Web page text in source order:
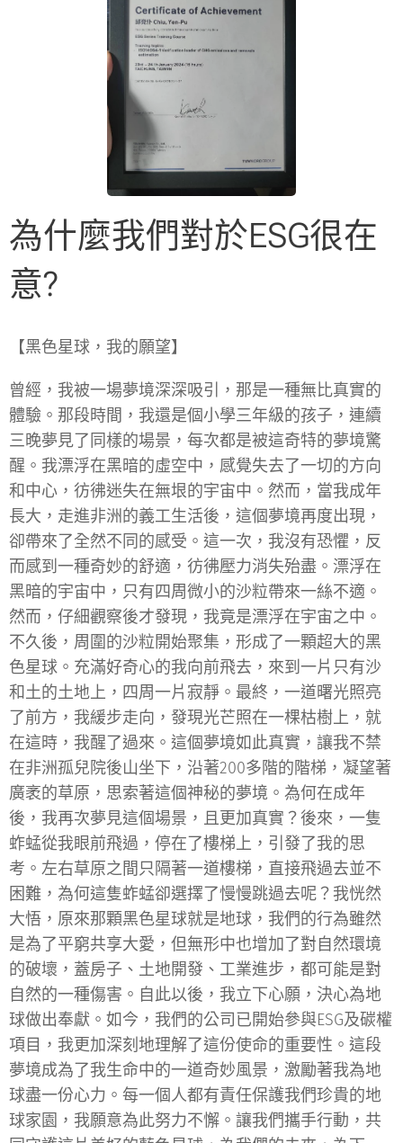
為什麼我們對於ESG很在
意?
【黑色星球，我的願望】
曾經，我被一場夢境深深吸引，那是一種無比真實的
體驗。那段時間，我還是個小學三年級的孩子，連續
三晚夢見了同樣的場景，每次都是被這奇特的夢境驚
醒。我漂浮在黑暗的虛空中，感覺失去了一切的方向
和中心，彷彿迷失在無垠的宇宙中。然而，當我成年
長大，走進非洲的義工生活後，這個夢境再度出現，
卻帶來了全然不同的感受。這一次，我沒有恐懼，反
而感到一種奇妙的舒適，彷彿壓力消失殆盡。漂浮在
黑暗的宇宙中，只有四周微小的沙粒帶來一絲不適。
然而，仔細觀察後才發現，我竟是漂浮在宇宙之中。
不久後，周圍的沙粒開始聚集，形成了一顆超大的黑
色星球。充滿好奇心的我向前飛去，來到一片只有沙
和土的土地上，四周一片寂靜。最終，一道曙光照亮
了前方，我緩步走向，發現光芒照在一棵枯樹上，就
在這時，我醒了過來。這個夢境如此真實，讓我不禁
在非洲孤兒院後山坐下，沿著200多階的階梯，凝望著
廣袤的草原，思索著這個神秘的夢境。為何在成年
後，我再次夢見這個場景，且更加真實？後來，一隻
蚱蜢從我眼前飛過，停在了樓梯上，引發了我的思
考。左右草原之間只隔著一道樓梯，直接飛過去並不
困難，為何這隻蚱蜢卻選擇了慢慢跳過去呢？我恍然
大悟，原來那顆黑色星球就是地球，我們的行為雖然
是為了平窮共享大愛，但無形中也增加了對自然環境
的破壞，蓋房子、土地開發、工業進步，都可能是對
自然的一種傷害。自此以後，我立下心願，決心為地
球做出奉獻。如今，我們的公司已開始參與ESG及碳權
項目，我更加深刻地理解了這份使命的重要性。這段
夢境成為了我生命中的一道奇妙風景，激勵著我為地
球盡一份心力。每一個人都有責任保護我們珍貴的地
球家園，我願意為此努力不懈。讓我們攜手行動，共